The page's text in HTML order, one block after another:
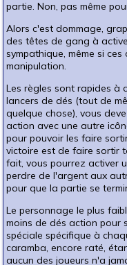
partie. Non, pas même
Alors c'est dommage,
des têtes de gang à
sympathique, même si
manipulation.
Les règles sont rapides à
lancers de dés (tout de
quelque chose), vous
action avec une autre
pour pouvoir les faire
victoire est de faire sortir
fait, vous pourrez activer
perdre de l'argent aux
pour que la partie se
Le personnage le plus
moins de dés action pour
spéciale spécifique à
caramba, encore raté,
aucun des joueurs n'a